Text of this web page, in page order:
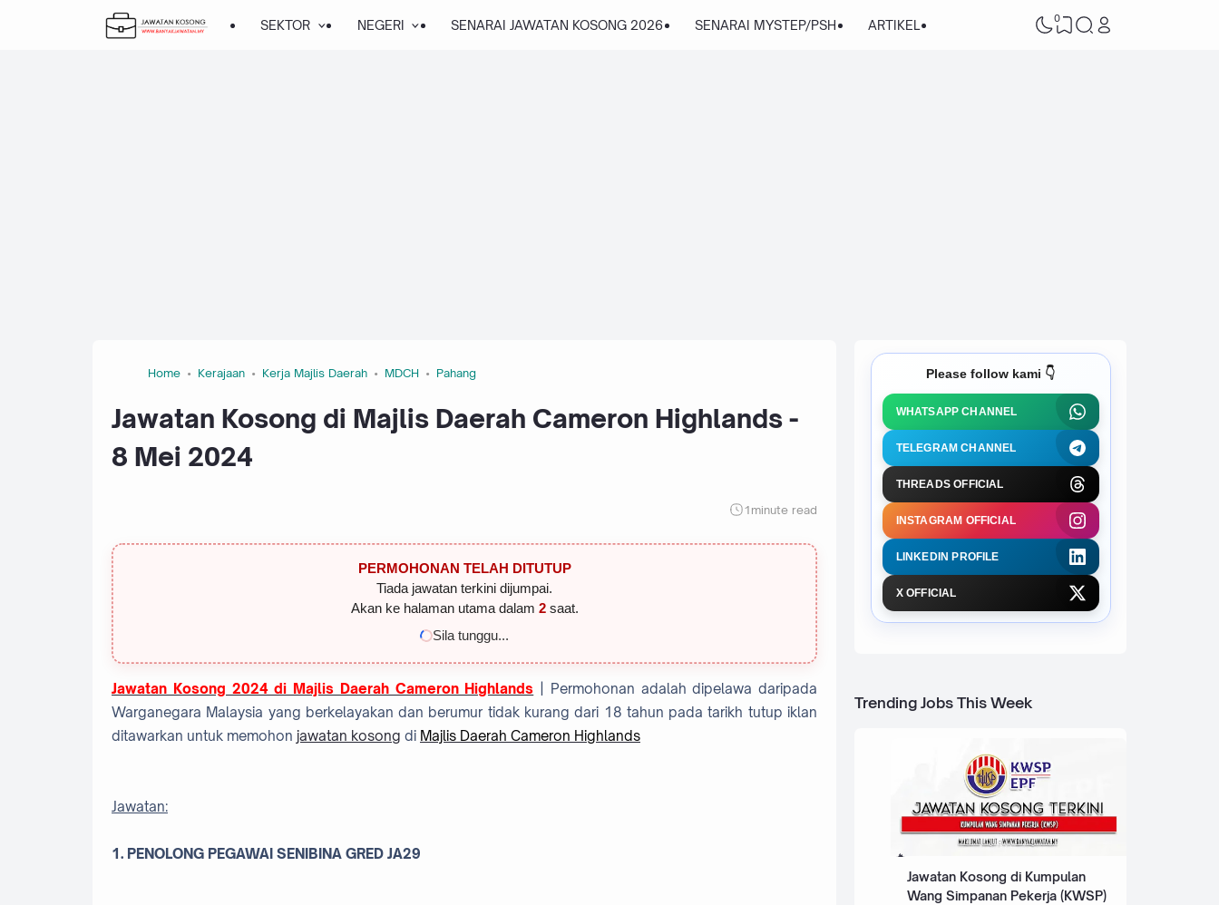
SEKTOR NEGERI SENARAI JAWATAN KOSONG 2026 SENARAI MYSTEP/PSH ARTIKEL 0
Home Kerajaan Kerja Majlis Daerah MDCH Pahang
Jawatan Kosong di Majlis Daerah Cameron Highlands -
8 Mei 2024
1minute read
PERMOHONAN TELAH DITUTUP
Tiada jawatan terkini dijumpai.
Akan ke halaman utama dalam 1saat.
Sila tunggu...
Jawatan Kosong 2024 di Majlis Daerah Cameron Highlands | Permohonan adalah dipelawa daripada
Warganegara Malaysia yang berkelayakan dan berumur tidak kurang dari 18 tahun pada tarikh tutup iklan
ditawarkan untuk memohon jawatan kosong di Majlis Daerah Cameron Highlands
Jawatan:
1. PENOLONG PEGAWAI SENIBINA GRED JA29
Please follow kami 👇
WHATSAPP CHANNEL
TELEGRAM CHANNEL
THREADS OFFICIAL
INSTAGRAM OFFICIAL
LINKEDIN PROFILE
X OFFICIAL
Trending Jobs This Week
Jawatan Kosong di Kumpulan
Wang Simpanan Pekerja (KWSP)